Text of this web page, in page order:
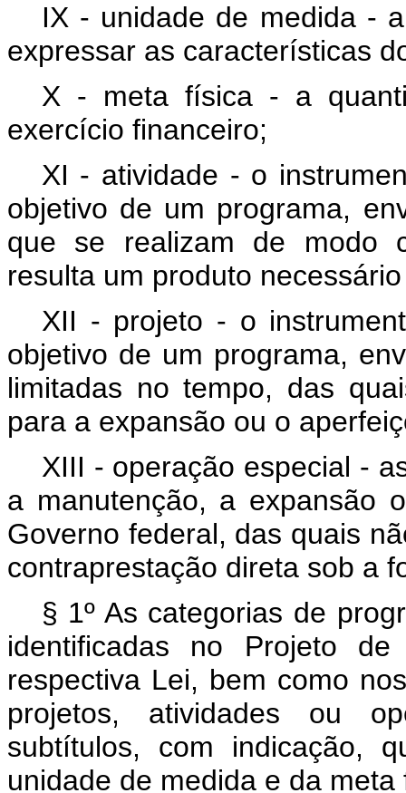
IX - unidade de medida -
expressar as características
X - meta física - a
exercício financeiro;
XI - atividade - o
objetivo de um programa,
que se realizam de modo
resulta um produto
XII - projeto - o
objetivo de um programa,
limitadas no tempo, das
para a expansão ou o
XIII - operação especial -
a manutenção, a expansão
Governo federal, das quais
contraprestação direta sob a
§ 1º As categorias de
identificadas no Projeto
respectiva Lei, bem como
projetos, atividades ou
subtítulos, com indicação,
unidade de medida e da meta